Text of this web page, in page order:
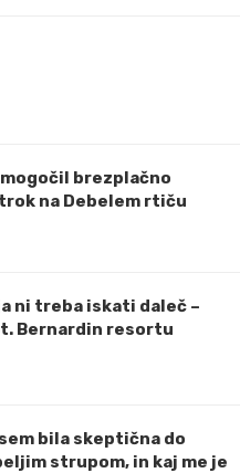
brezplačno
na Debelem rtiču
ni treba iskati daleč –
Bernardin resortu
bila skeptična do
strupom, in kaj me je